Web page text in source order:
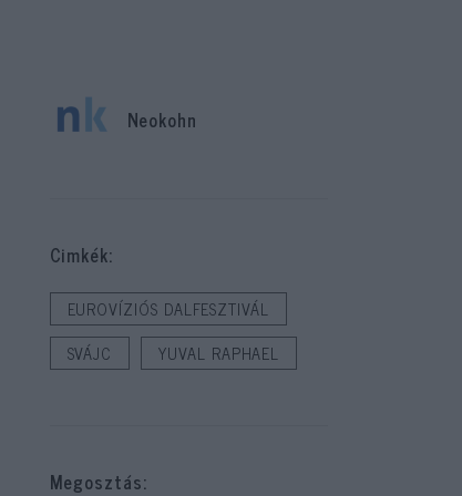
Neokohn
Cimkék:
EUROVÍZIÓS DALFESZTIVÁL
SVÁJC
YUVAL RAPHAEL
Megosztás: